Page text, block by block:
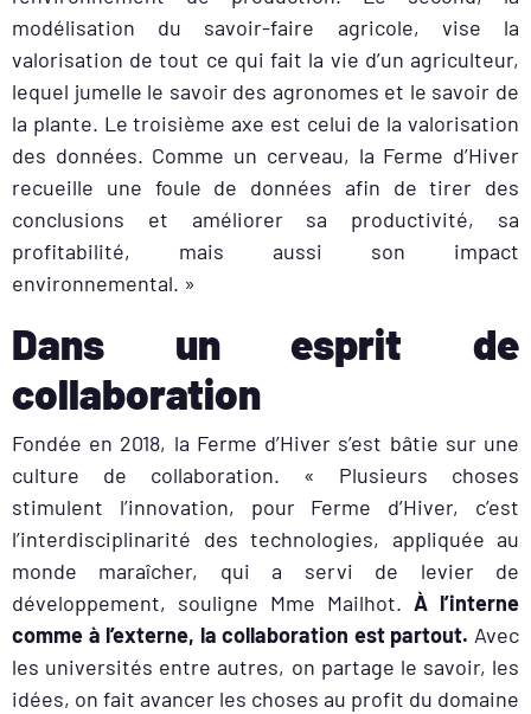
modélisation du savoir-faire agricole, vise la
valorisation de tout ce qui fait la vie d’un agriculteur,
lequel jumelle le savoir des agronomes et le savoir de
la plante. Le troisième axe est celui de la valorisation
des données. Comme un cerveau, la Ferme d’Hiver
recueille une foule de données afin de tirer des
conclusions et améliorer sa productivité, sa
profitabilité, mais aussi son impact
environnemental. »
Dans un esprit de
collaboration
Fondée en 2018, la Ferme d’Hiver s’est bâtie sur une
culture de collaboration. « Plusieurs choses
stimulent l’innovation, pour Ferme d’Hiver, c’est
l’interdisciplinarité des technologies, appliquée au
monde maraîcher, qui a servi de levier de
développement, souligne Mme Mailhot. À l’interne
comme à l’externe, la collaboration est partout. Avec
les universités entre autres, on partage le savoir, les
idées, on fait avancer les choses au profit du domaine